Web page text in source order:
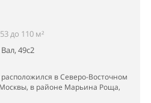
до 110 м²
49с2
в Северо-Восточном
в районе Марьина Роща,